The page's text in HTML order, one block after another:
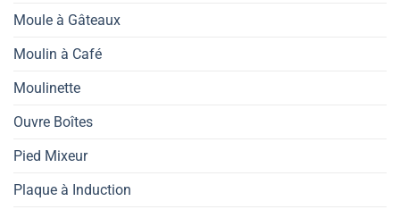
Moule à Gâteaux
Moulin à Café
Moulinette
Ouvre Boîtes
Pied Mixeur
Plaque à Induction